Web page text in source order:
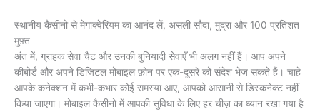
स्थानीय कैसीनो से मेगाक्वेरियम का आनंद लें, असली सौदा, मुद्रा और 100 प्रतिशत
मुफ़्त
अंत में, ग्राहक सेवा चैट और उनकी बुनियादी सेवाएँ भी अलग नहीं हैं। आप अपने
कीबोर्ड और अपने डिजिटल मोबाइल फ़ोन पर एक-दूसरे को संदेश भेज सकते हैं। चाहे
आपके कनेक्शन में कभी-कभार कोई समस्या आए, आपको आसानी से डिस्कनेक्ट नहीं
किया जाएगा। मोबाइल कैसीनो में आपकी सुविधा के लिए हर चीज़ का ध्यान रखा गया है